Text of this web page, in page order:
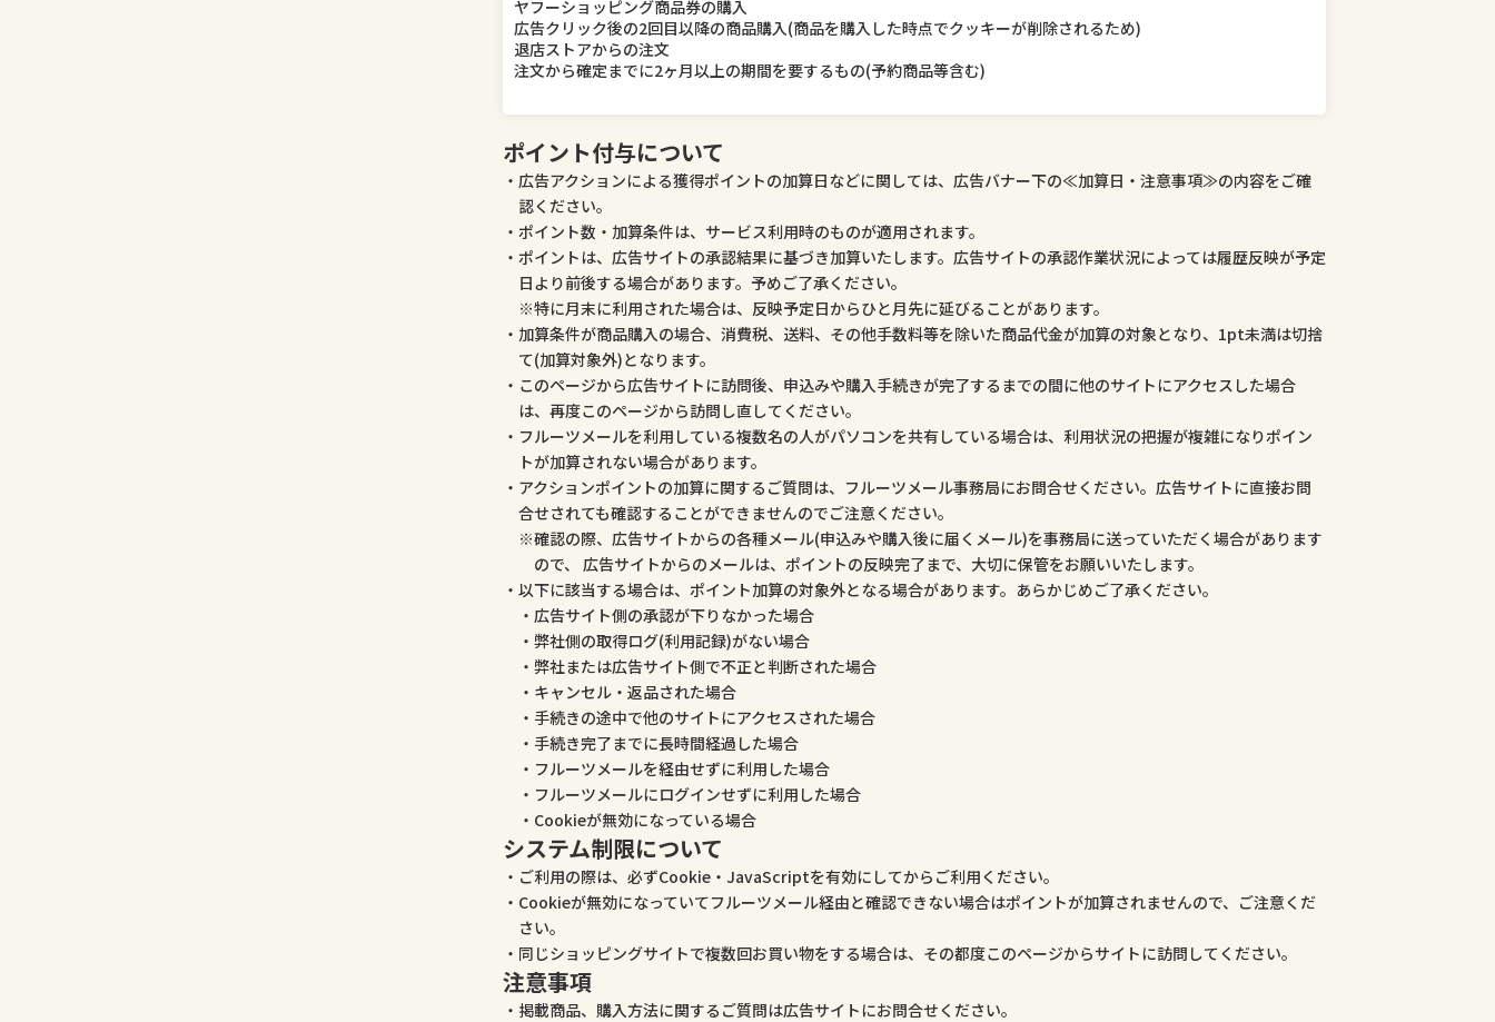
ヤフーショッピング商品券の購入
広告クリック後の2回目以降の商品購入(商品を購入した時点でクッキーが削除されるため)
退店ストアからの注文
注文から確定までに2ヶ月以上の期間を要するもの(予約商品等含む)
ポイント付与について
広告アクションによる獲得ポイントの加算日などに関しては、広告バナー下の≪加算日・注意事項≫の内容をご確
認ください。
ポイント数・加算条件は、サービス利用時のものが適用されます。
ポイントは、広告サイトの承認結果に基づき加算いたします。広告サイトの承認作業状況によっては履歴反映が予定
日より前後する場合があります。予めご了承ください。
特に月末に利用された場合は、反映予定日からひと月先に延びることがあります。
加算条件が商品購入の場合、消費税、送料、その他手数料等を除いた商品代金が加算の対象となり、1pt未満は切捨
て(加算対象外)となります。
このページから広告サイトに訪問後、申込みや購入手続きが完了するまでの間に他のサイトにアクセスした場合
は、再度このページから訪問し直してください。
フルーツメールを利用している複数名の人がパソコンを共有している場合は、利用状況の把握が複雑になりポイン
トが加算されない場合があります。
アクションポイントの加算に関するご質問は、フルーツメール事務局にお問合せください。広告サイトに直接お問
合せされても確認することができませんのでご注意ください。
確認の際、広告サイトからの各種メール(申込みや購入後に届くメール)を事務局に送っていただく場合があります
ので、 広告サイトからのメールは、ポイントの反映完了まで、大切に保管をお願いいたします。
以下に該当する場合は、ポイント加算の対象外となる場合があります。あらかじめご了承ください。
広告サイト側の承認が下りなかった場合
弊社側の取得ログ(利用記録)がない場合
弊社または広告サイト側で不正と判断された場合
キャンセル・返品された場合
手続きの途中で他のサイトにアクセスされた場合
手続き完了までに長時間経過した場合
フルーツメールを経由せずに利用した場合
フルーツメールにログインせずに利用した場合
Cookieが無効になっている場合
システム制限について
ご利用の際は、必ずCookie・JavaScriptを有効にしてからご利用ください。
Cookieが無効になっていてフルーツメール経由と確認できない場合はポイントが加算されませんので、ご注意くだ
さい。
同じショッピングサイトで複数回お買い物をする場合は、その都度このページからサイトに訪問してください。
注意事項
掲載商品、購入方法に関するご質問は広告サイトにお問合せください。